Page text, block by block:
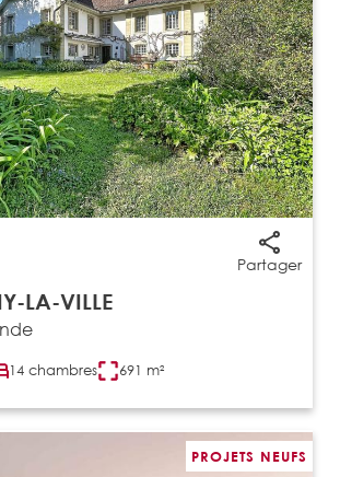
Partager
LA-VILLE
14 chambres 691 m²
PROJETS NEUFS